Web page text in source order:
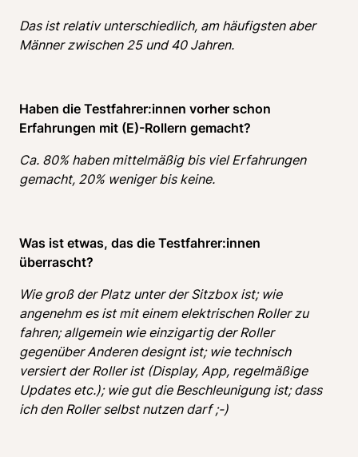
Das ist relativ unterschiedlich, am häufigsten aber
Männer zwischen 25 und 40 Jahren.
Haben die Testfahrer:innen vorher schon
Erfahrungen mit (E)-Rollern gemacht?
Ca. 80% haben mittelmäßig bis viel Erfahrungen
gemacht, 20% weniger bis keine.
Was ist etwas, das die Testfahrer:innen
überrascht?
Wie groß der Platz unter der Sitzbox ist; wie
angenehm es ist mit einem elektrischen Roller zu
fahren; allgemein wie einzigartig der Roller
gegenüber Anderen designt ist; wie technisch
versiert der Roller ist (Display, App, regelmäßige
Updates etc.); wie gut die Beschleunigung ist; dass
ich den Roller selbst nutzen darf ;-)